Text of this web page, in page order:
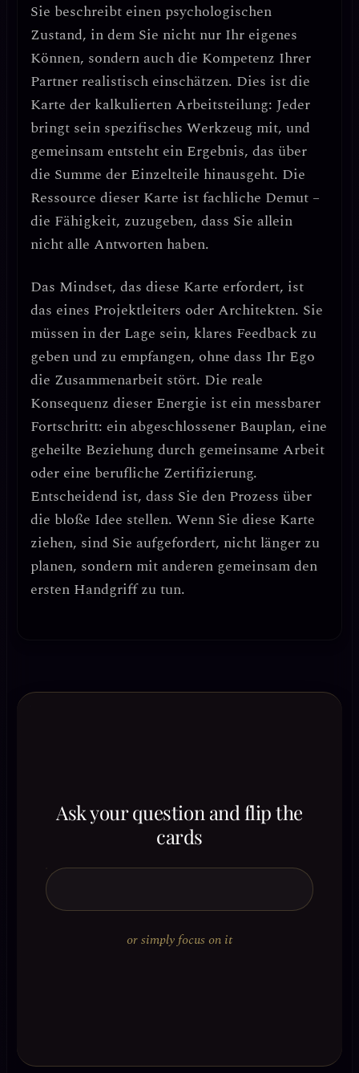
Sie beschreibt einen psychologischen
Zustand, in dem Sie nicht nur Ihr eigenes
Können, sondern auch die Kompetenz Ihrer
Partner realistisch einschätzen. Dies ist die
Karte der kalkulierten Arbeitsteilung: Jeder
bringt sein spezifisches Werkzeug mit, und
gemeinsam entsteht ein Ergebnis, das über
die Summe der Einzelteile hinausgeht. Die
Ressource dieser Karte istfachliche Demut –
die Fähigkeit, zuzugeben, dass Sie allein
nicht alle Antworten haben.
Das Mindset, das diese Karte erfordert, ist
das eines Projektleiters oder Architekten. Sie
müssen in der Lage sein, klares Feedback zu
geben und zu empfangen, ohne dass Ihr Ego
die Zusammenarbeit stört. Die reale
Konsequenz dieser Energie ist ein messbarer
Fortschritt: ein abgeschlossener Bauplan, eine
geheilte Beziehung durch gemeinsame Arbeit
oder eine berufliche Zertifizierung.
Entscheidend ist, dass Sie den Prozess über
die bloße Idee stellen. Wenn Sie diese Karte
ziehen, sind Sie aufgefordert, nicht länger zu
planen, sondern mit anderen gemeinsam den
ersten Handgriff zu tun.
Ask your question and flip the
cards
or simply focus on it